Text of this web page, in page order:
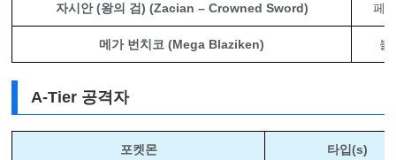
자시안 (왕의 검) (Zacian – Crowned Sword) 페
메가 번치코 (Mega Blaziken) 불
A-Tier 공격자
포켓몬 타입(s)